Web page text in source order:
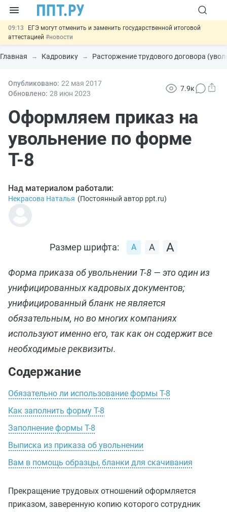
09:13
ЕГЭ могут отменить и заменить государственной итоговой
аттестацией #новости
00:01
7 августа: важные документы, вступающие в силу сегодня
#новости
06.08 Подписан указ об отмене спецрежима для вкладов физлиц из
недружественных стран#новости
банковской гарантией
Главная Кадровику Расторжение трудового договора
Опубликовано: 22 мая 2017
Обновлено: 28 июн 2023
7.9к
Оформляем приказ на
увольнение по форме
Т-8
Над материалом работали:
Некрасова Наталья (Постоянный автор ppt.ru)
Размер шрифта:
Форма приказа об увольнении Т-8 — это один из
унифицированных кадровых документов;
унифицированный бланк не является
обязательным, но во многих компаниях
используют именно его, так как он содержит все
необходимые реквизиты.
Содержание
Обязательно ли использование формы Т-8
Как заполнить форму Т-8
Заполнение формы Т-8
Выписка из приказа об увольнении
Вам в помощь образцы, бланки для скачивания
Прекращение трудовых отношений оформляется
приказом, заверенную копию которого сотрудник